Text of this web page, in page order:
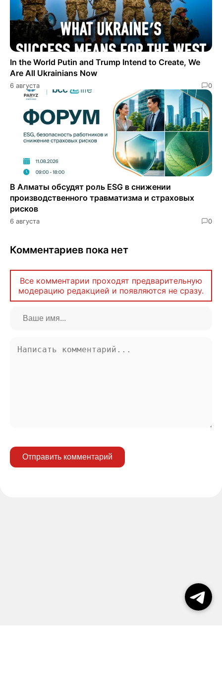
In the World Putin and Trump Intend to Create, We
Are All Ukrainians Now
6 августа 0
В Алматы обсудят роль ESG в снижении
производственного травматизма и страховых
рисков
6 августа 0
Комментариев пока нет
Все комментарии проходят предварительную
модерацию редакцией и появляются не сразу.
Отправить комментарий